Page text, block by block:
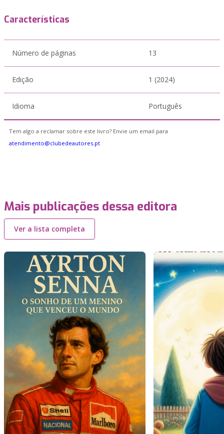
Características
Número de páginas 13
Edição 1 (2024)
Idioma Português
Tem algo a reclamar sobre este livro? Envie um email para
atendimento@clubedeautores.pt
Mais publicações dessa editora
Ver a lista completa